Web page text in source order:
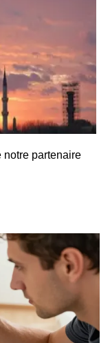
notre partenaire